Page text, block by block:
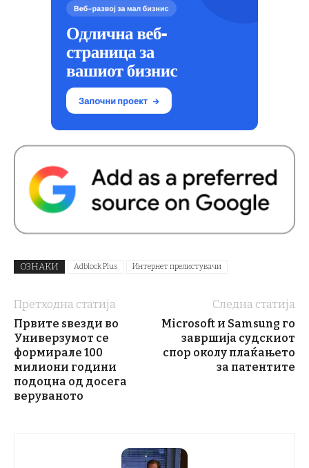
ОЗНАКИ Adblock Plus Интернет прелистувачи
Претходна статија
Првите ѕвезди во
Универзумот се
формирале 100
милиони години
подоцна од досега
веруваното
Следна статија
Microsoft и Samsung го
завршија судскиот
спор околу плаќањето
за патентите